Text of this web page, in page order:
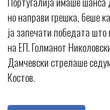
но направи грешка, беше
ја запечати победата
на ЕП. Голманот
Дамчевски стрелаше
Костов.